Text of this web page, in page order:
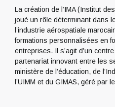
La création de l’IMA (Institut
joué un rôle déterminant dans
l’industrie aérospatiale
formations personnalisées en
entreprises. Il s’agit d’un
partenariat innovant entre les
ministère de l’éducation, de
l’UIMM et du GIMAS, géré par